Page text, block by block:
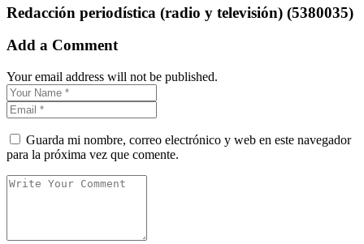
Redacción periodística (radio y televisión) (5380035)
Add a Comment
Your email address will not be published.
Guarda mi nombre, correo electrónico y web en este navegador
para la próxima vez que comente.